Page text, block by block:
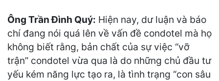
Ông Trần Đình Quý: Hiện nay, dư luận và báo
chí đang nói quá lên về vấn đề condotel mà họ
không biết rằng, bản chất của sự việc “vỡ
trận” condotel vừa qua là do những chủ đầu tư
yếu kém năng lực tạo ra, là tình trạng “con sâu